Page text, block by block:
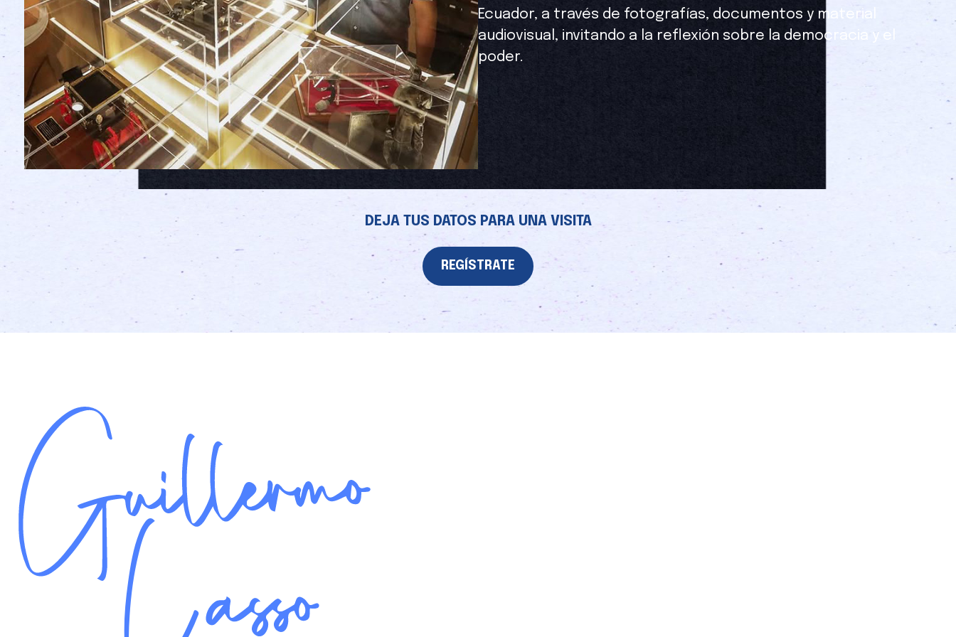
Gestionar consentimiento
Ecuador, a través de fotografías, documentos y material
audiovisual, invitando a la reflexión sobre la democracia y el
poder.
DEJA TUS DATOS PARA UNA VISITA
REGÍSTRATE